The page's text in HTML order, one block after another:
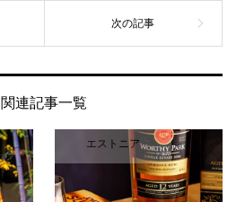
関連記事一覧
エストニア